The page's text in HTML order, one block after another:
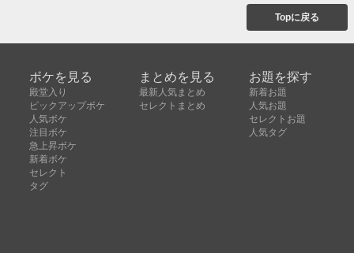
Topに戻る
ボケを見る
殿堂入り
ピックアップボケ
人気ボケ
注目ボケ
急上昇ボケ
新着ボケ
セレクト
タグ
まとめを見る
最新人気まとめ
セレクトまとめ
お題を探す
新着お題
人気お題
セレクトお題
人気タグ